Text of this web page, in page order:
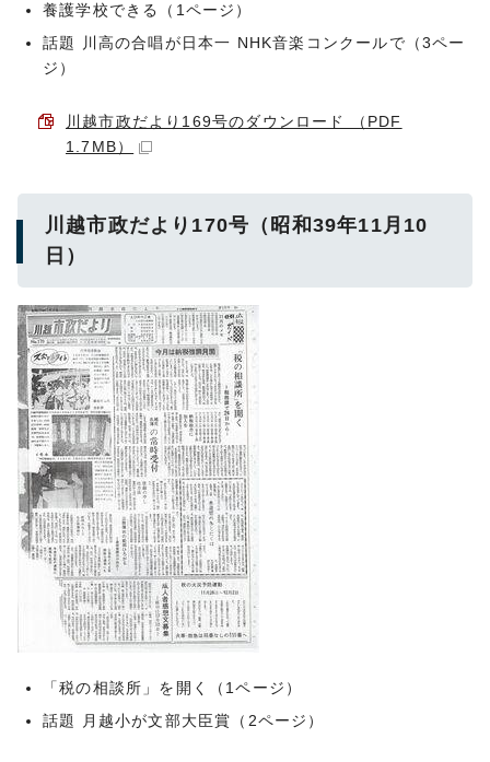
養護学校できる（1ページ）
話題 川高の合唱が日本一 NHK音楽コンクールで（3ペー
ジ）
川越市政だより169号のダウンロード （PDF
1.7MB）
川越市政だより170号（昭和39年11月10
日）
「税の相談所」を開く（1ページ）
話題 月越小が文部大臣賞（2ページ）